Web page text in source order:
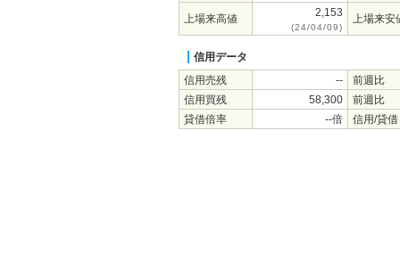
上場来高値 2,153
(24/04/09)
上場来安
信用データ
信用売残
--
前週比
信用買残
58,300
前週比
貸借倍率
--倍 信用/貸借